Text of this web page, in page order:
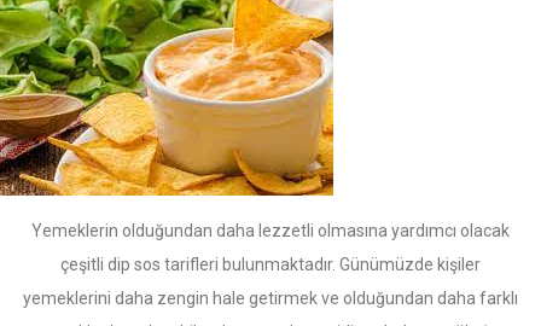
Yemeklerin olduğundan daha lezzetli olmasına yardımcı olacak
çeşitli dip sos tarifleri bulunmaktadır. Günümüzde kişiler
yemeklerini daha zengin hale getirmek ve olduğundan daha farklı